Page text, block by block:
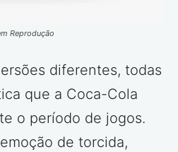
Reprodução
diferentes, todas
que a Coca-Cola
o período de jogos.
de torcida,